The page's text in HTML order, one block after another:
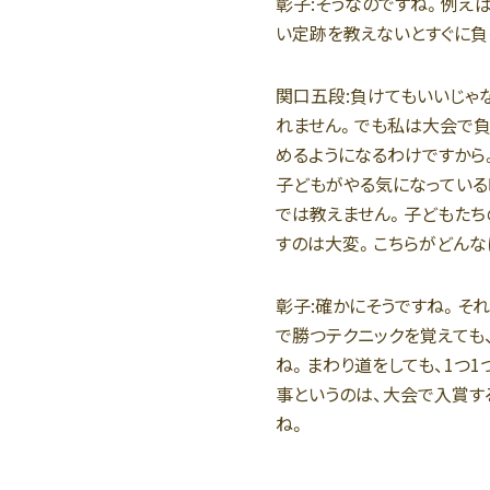
い定跡を教えないとすぐに
関口五段:負けてもいいじゃ
れません。でも私は大会で
めるようになるわけですから
子どもがやる気になってい
では教えません。子どもた
すのは大変。こちらがどん
彰子:確かにそうですね。そ
で勝つテクニックを覚えて
ね。まわり道をしても、1つ
事というのは、大会で入賞
ね。